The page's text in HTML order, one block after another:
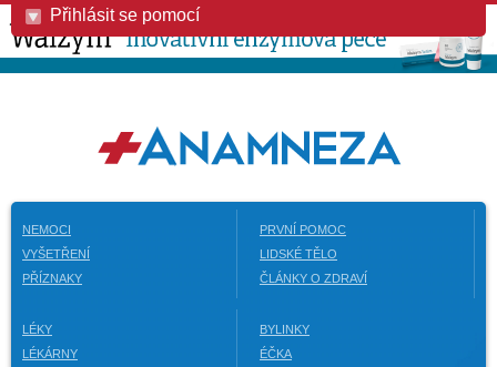
Přihlásit se pomocí
NEMOCI
VYŠETŘENÍ
PŘÍZNAKY
PRVNÍ POMOC
LIDSKÉ TĚLO
ČLÁNKY O ZDRAVÍ
LÉKY
LÉKÁRNY
BYLINKY
ÉČKA